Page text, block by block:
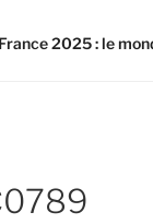
2025 : le